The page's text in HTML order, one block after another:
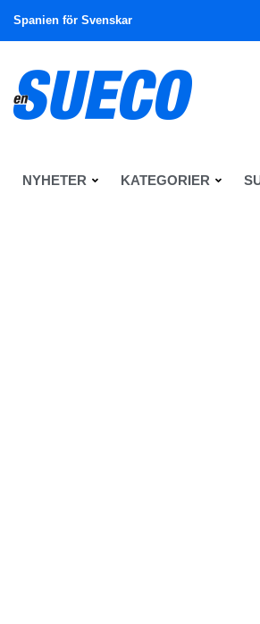
Spanien för Svenskar
NYHETER KATEGORIER